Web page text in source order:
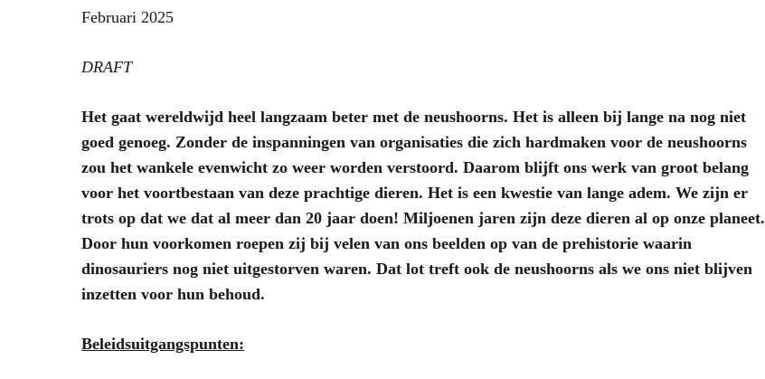
Februari 2025
DRAFT
Het gaat wereldwijd heel langzaam beter met de neushoorns. Het is alleen bij lange na nog niet
goed genoeg. Zonder de inspanningen van organisaties die zich hardmaken voor de neushoorns
zou het wankele evenwicht zo weer worden verstoord. Daarom blijft ons werk van groot belang
voor het voortbestaan van deze prachtige dieren. Het is een kwestie van lange adem. We zijn er
trots op dat we dat al meer dan 20 jaar doen! Miljoenen jaren zijn deze dieren al op onze planeet.
Door hun voorkomen roepen zij bij velen van ons beelden op van de prehistorie waarin
dinosauriers nog niet uitgestorven waren. Dat lot treft ook de neushoorns als we ons niet blijven
inzetten voor hun behoud.
Beleidsuitgangspunten: